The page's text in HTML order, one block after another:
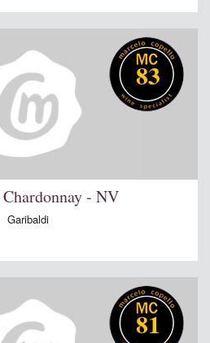
83
- NV
Garibaldi
81